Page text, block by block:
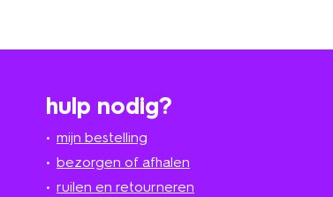
hulp nodig?
mijn bestelling
bezorgen of afhalen
ruilen en retourneren